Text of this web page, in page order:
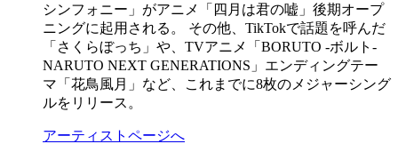
シンフォニー」がアニメ「四月は君の嘘」後期オープ
ニングに起用される。 その他、TikTokで話題を呼んだ
「さくらぼっち」や、TVアニメ「BORUTO -ボルト-
NARUTO NEXT GENERATIONS」エンディングテー
マ「花鳥風月」など、これまでに8枚のメジャーシング
ルをリリース。
アーティストページへ